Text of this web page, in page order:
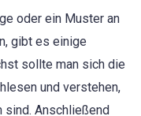
oder ein Muster an
gibt es einige
sollte man sich die
und verstehen,
sind. Anschließend